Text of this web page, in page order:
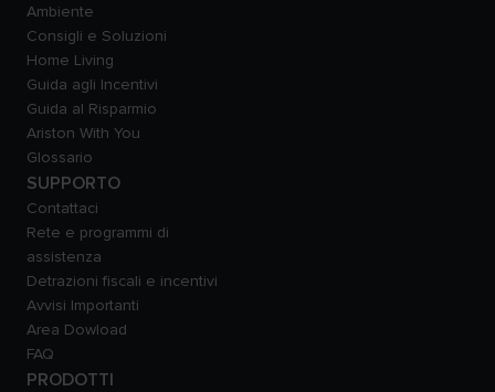
Ambiente
Consigli e Soluzioni
Home Living
Guida agli Incentivi
Guida al Risparmio
Ariston With You
Glossario
SUPPORTO
Contattaci
Rete e programmi di
assistenza
Detrazioni fiscali e incentivi
Avvisi Importanti
Area Dowload
FAQ
PRODOTTI